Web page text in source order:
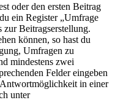
oder den ersten Beitrag
ein Register „Umfrage
zur Beitragserstellung.
können, so hast du
Umfragen zu
mindestens zwei
Felder eingeben
Antwortmöglichkeit in einer
unter